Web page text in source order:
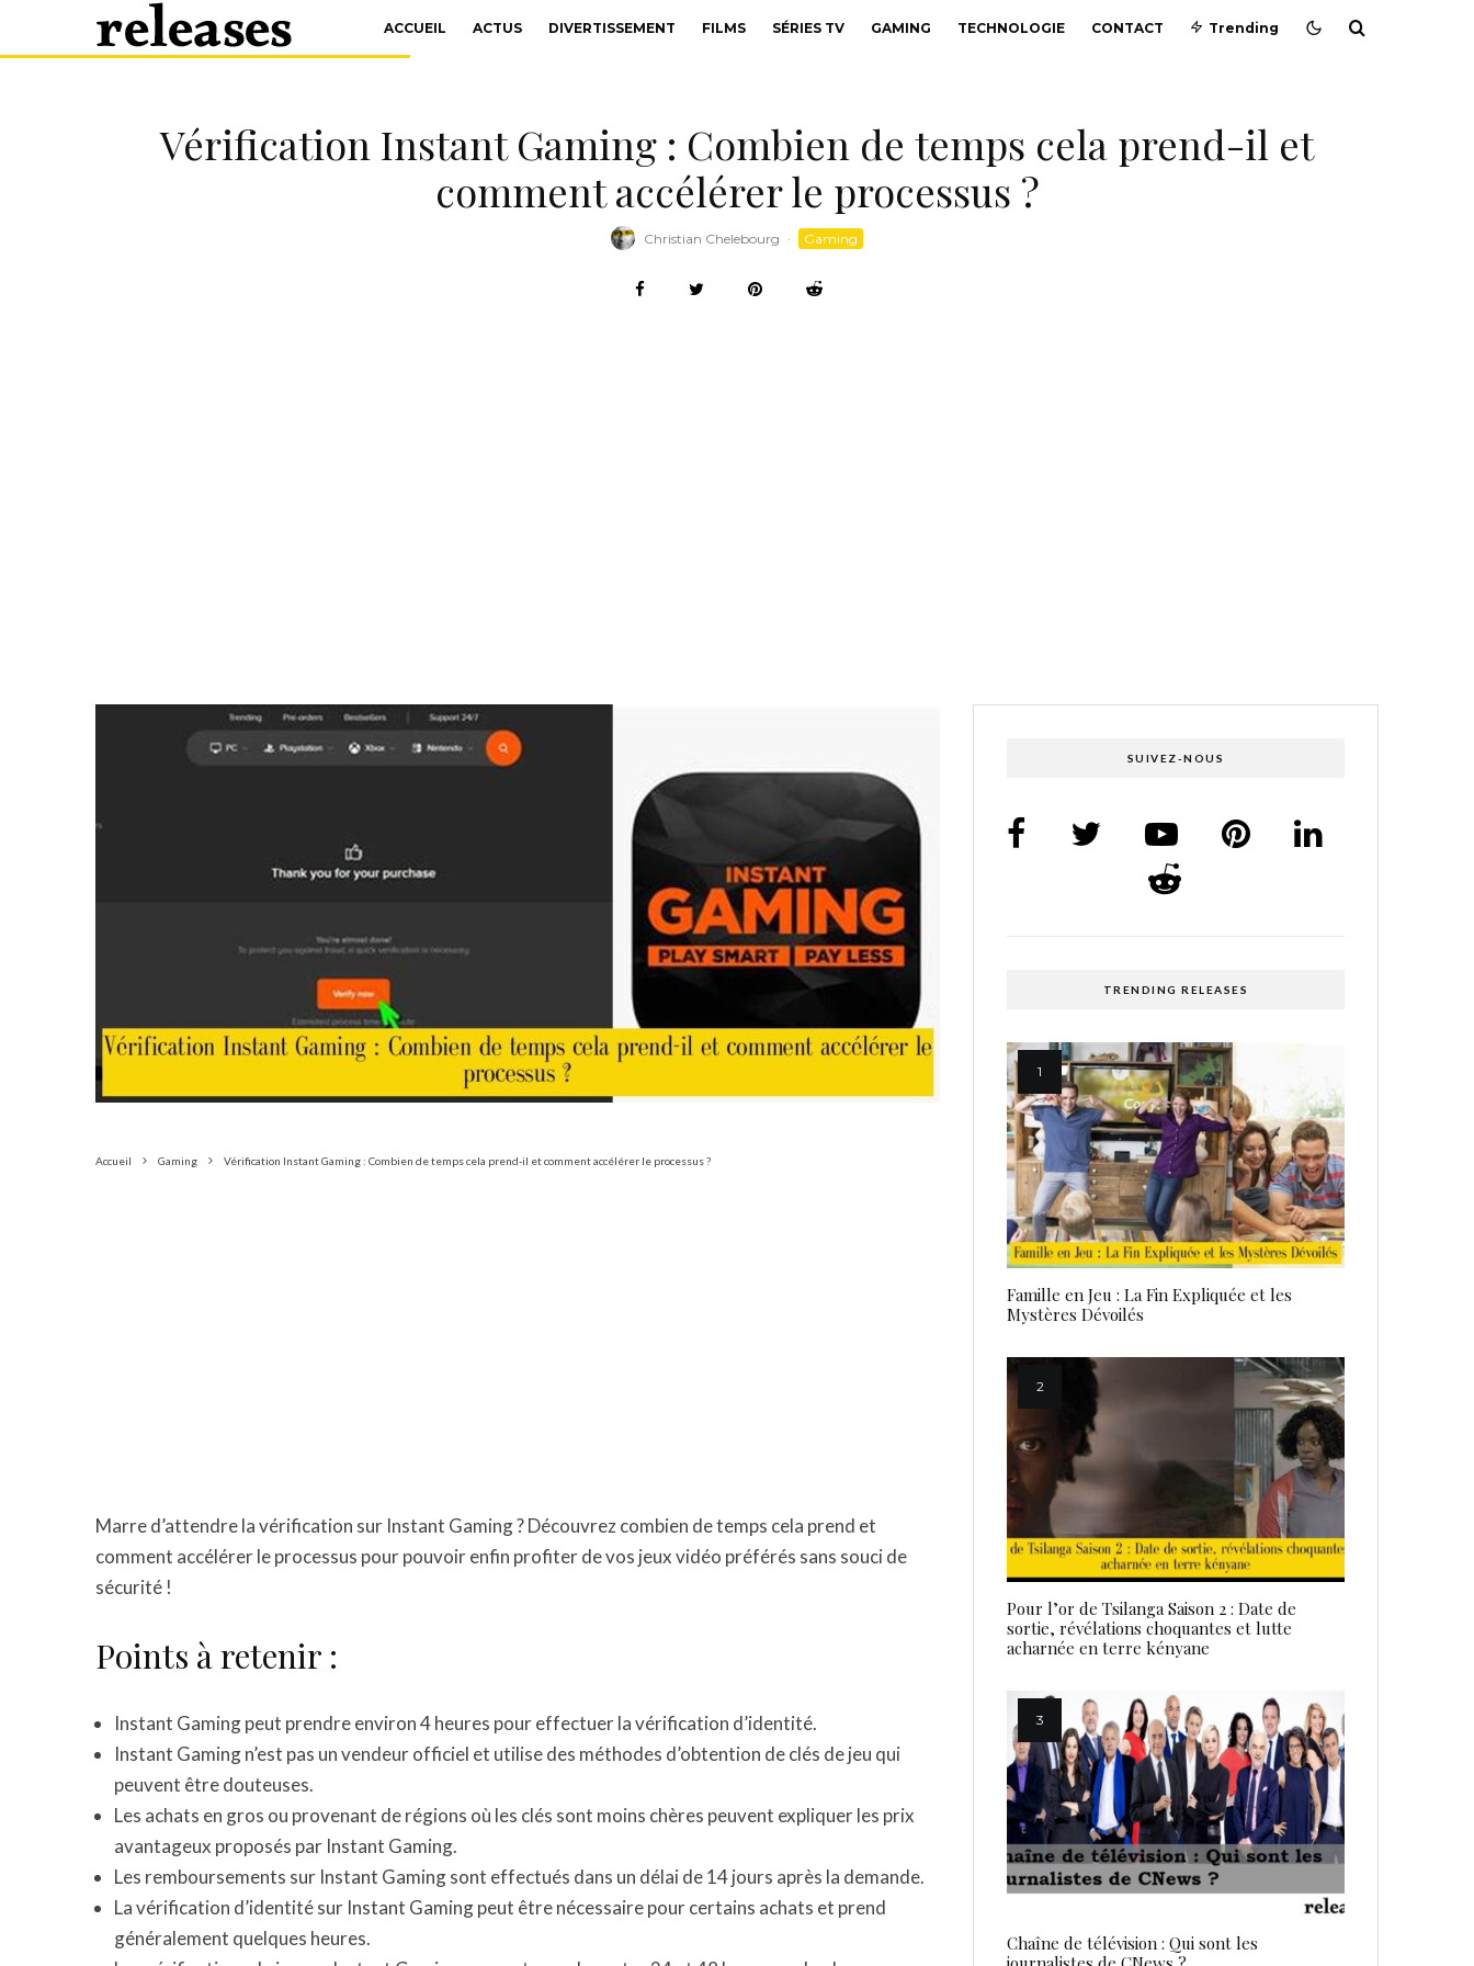
ACCUEIL ACTUS DIVERTISSEMENT FILMS SÉRIES TV GAMING TECHNOLOGIE CONTACT Trending
Vérification Instant Gaming : Combien de temps cela prend-il et
comment accélérer le processus ?
Christian Chelebourg · Gaming
Accueil Gaming Vérification Instant Gaming : Combien de temps cela prend-il et comment accélérer le processus ?
Marre d’attendre la vérification sur Instant Gaming ? Découvrez combien de temps cela prend et
comment accélérer le processus pour pouvoir enfin profiter de vos jeux vidéo préférés sans souci de
sécurité !
Points à retenir :
Instant Gaming peut prendre environ 4 heures pour effectuer la vérification d’identité.
Instant Gaming n’est pas un vendeur officiel et utilise des méthodes d’obtention de clés de jeu qui
peuvent être douteuses.
Les achats en gros ou provenant de régions où les clés sont moins chères peuvent expliquer les prix
avantageux proposés par Instant Gaming.
Les remboursements sur Instant Gaming sont effectués dans un délai de 14 jours après la demande.
La vérification d’identité sur Instant Gaming peut être nécessaire pour certains achats et prend
généralement quelques heures.
SUIVEZ-NOUS
TRENDING RELEASES
Famille en Jeu : La Fin Expliquée et les
Mystères Dévoilés
Pour l’or de Tsilanga Saison 2 : Date de
sortie, révélations choquantes et lutte
acharnée en terre kényane
Chaîne de télévision : Qui sont les